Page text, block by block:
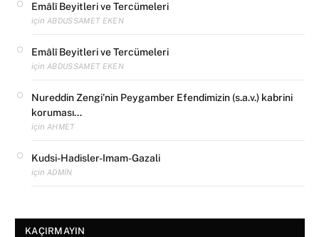
Emâlî Beyitleri ve Tercümeleri
için ABDUSSAMET EKEN
Emâlî Beyitleri ve Tercümeleri
için ABDUSSAMET EKEN
Nureddin Zengi’nin Peygamber Efendimizin (s.a.v.) kabrini
koruması…
için AHMET
Kudsi-Hadisler-Imam-Gazali
için ADMIN
KAÇIRMAYIN